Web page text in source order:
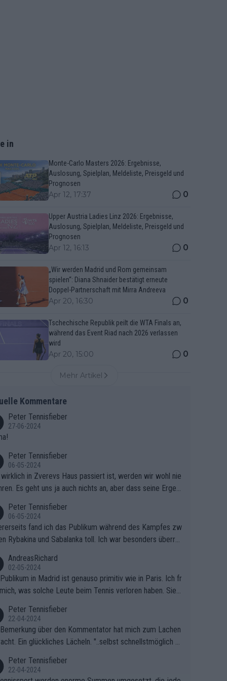
in
Monte-Carlo Masters 2026: Ergebnisse,
Auslosung, Spielplan, Meldeliste, Preisgeld und
Prognosen
Apr 12, 17:37 0
Upper Austria Ladies Linz 2026: Ergebnisse,
Auslosung, Spielplan, Meldeliste, Preisgeld und
Prognosen
Apr 12, 16:13 0
„Wir werden Madrid und Rom gemeinsam
spielen“: Diana Shnaider bestätigt erneute
Doppel-Partnerschaft mit Mirra Andreeva
Apr 20, 16:30 0
Tschechische Republik peilt die WTA Finals an,
während das Event Riad nach 2026 verlassen
wird
Apr 20, 15:00 0
Mehr Artikel
Kommentare
Peter Tennisfieber
27-06-2024
Peter Tennisfieber
06-05-2024
wirklich in Zverevs Haus passiert ist, werden wir wohl nie
Es geht uns ja auch nichts an, aber dass seine Ergeb
Peter Tennisfieber
06-05-2024
fand ich das Publikum während des Kampfes zw
Rybakina und Sabalanka toll. Ich war besonders überras
AndreasRichard
02-05-2024
in Madrid ist genauso primitiv wie in Paris. Ich fr
was solche Leute beim Tennis verloren haben. Sie s
Peter Tennisfieber
22-04-2024
über den Kommentator hat mich zum Lachen
Ein glückliches Lächeln. "..selbst schnellstmöglich na
Peter Tennisfieber
22-04-2024